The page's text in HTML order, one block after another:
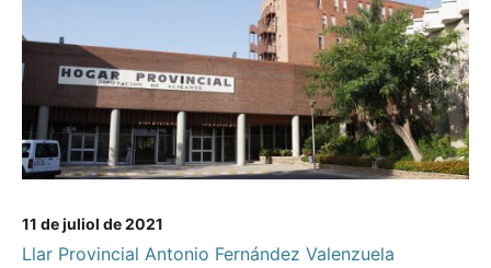
11 de juliol de 2021
Llar Provincial Antonio Fernández Valenzuela